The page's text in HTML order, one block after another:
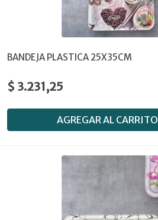
BANDEJA PLASTICA 25X35CM
$ 3.231,25
AGREGAR AL CARRITO